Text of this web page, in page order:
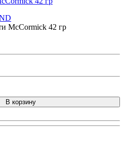
McCormick 42 гр
В корзину